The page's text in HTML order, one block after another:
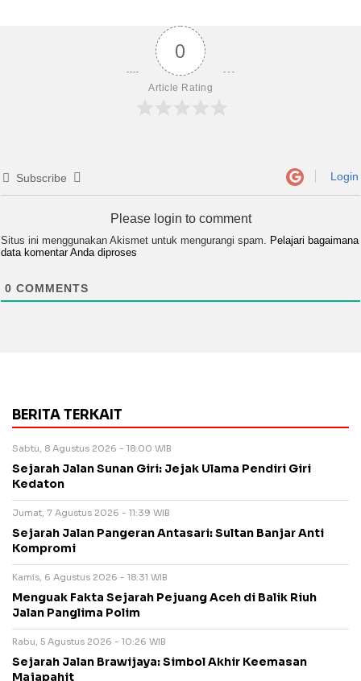
0
Article Rating
Subscribe Login
Please login to comment
Situs ini menggunakan Akismet untuk mengurangi spam. Pelajari bagaimana
data komentar Anda diproses
0 COMMENTS
BERITA TERKAIT
Sabtu, 8 Agustus 2026 - 18:00 WIB
Sejarah Jalan Sunan Giri: Jejak Ulama Pendiri Giri
Kedaton
Jumat, 7 Agustus 2026 - 11:39 WIB
Sejarah Jalan Pangeran Antasari: Sultan Banjar Anti
Kompromi
Kamis, 6 Agustus 2026 - 18:31 WIB
Menguak Fakta Sejarah Pejuang Aceh di Balik Riuh
Jalan Panglima Polim
Rabu, 5 Agustus 2026 - 10:26 WIB
Sejarah Jalan Brawijaya: Simbol Akhir Keemasan
Majapahit